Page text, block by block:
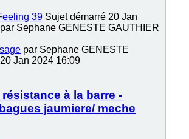
39 Sujet démarré 20 Jan
Sephane GENESTE GAUTHIER
par Sephane GENESTE
20 Jan 2024 16:09
à la barre -
jaumiere/ meche